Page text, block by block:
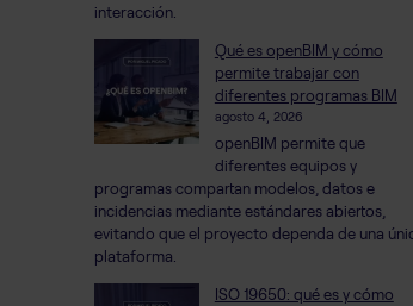
interacción.
Qué es openBIM y cómo
permite trabajar con
diferentes programas BIM
agosto 4, 2026
openBIM permite que
diferentes equipos y
programas compartan modelos, datos e
incidencias mediante estándares abiertos,
evitando que el proyecto dependa de una
plataforma.
ISO 19650: qué es y cómo